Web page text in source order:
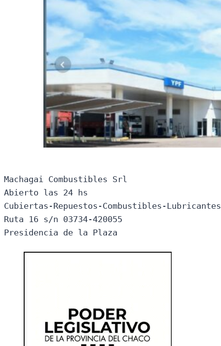
Machagai Combustibles Srl
Abierto las 24 hs
Cubiertas-Repuestos-Combustibles-
Ruta 16 s/n 03734-420055
Presidencia de la Plaza